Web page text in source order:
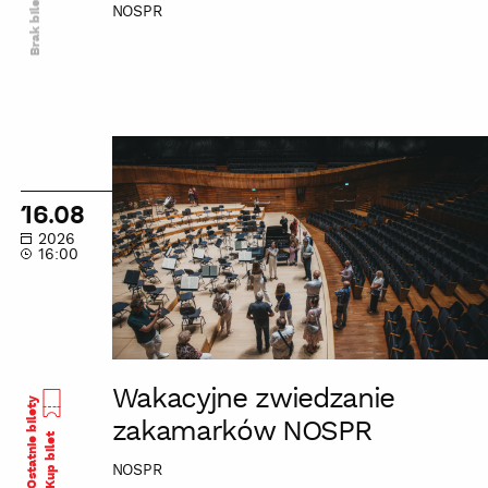
NOSPR
zwiedzanie
zakamarków
NOSPR
16.08
2026
16:00
Wakacyjne zwiedzanie
zakamarków NOSPR
NOSPR
Ostatnie biletyKup bilet